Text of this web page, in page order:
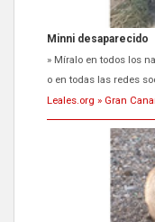
Minni desaparecido
» Míralo en todos los
o en todas las redes
Leales.org » Gran